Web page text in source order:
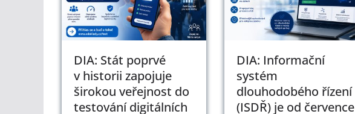
DIA: Stát poprvé
v historii zapojuje
širokou veřejnost do
testování digitálních
DIA: Informační
systém
dlouhodobého řízení
(ISDŘ) je od července